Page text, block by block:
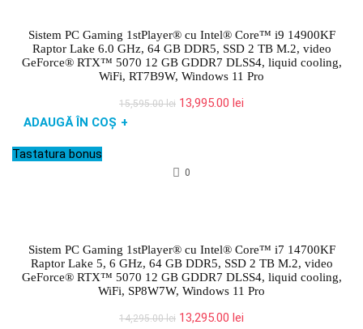
Sistem PC Gaming 1stPlayer® cu Intel® Core™ i9 14900KF
Raptor Lake 6.0 GHz, 64 GB DDR5, SSD 2 TB M.2, video
GeForce® RTX™ 5070 12 GB GDDR7 DLSS4, liquid cooling,
WiFi, RT7B9W, Windows 11 Pro
15,595.00lei Prețul
13,995.00 lei
ADAUGĂ ÎN COȘ +
Tastatura bonus
0
Sistem PC Gaming 1stPlayer® cu Intel® Core™ i7 14700KF
Raptor Lake 5, 6 GHz, 64 GB DDR5, SSD 2 TB M.2, video
GeForce® RTX™ 5070 12 GB GDDR7 DLSS4, liquid cooling,
WiFi, SP8W7W, Windows 11 Pro
14,295.00lei Prețul
13,295.00 lei